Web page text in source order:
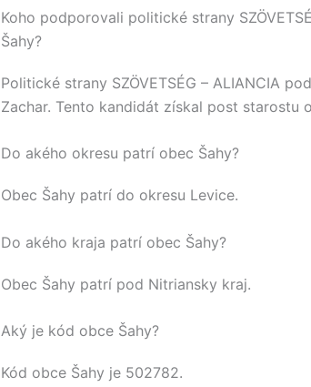
Koho podporovali politické strany
Šahy?
Politické strany SZÖVETSÉG – ALIANCIA
Zachar. Tento kandidát získal post starostu
Do akého okresu patrí obec Šahy?
Obec Šahy patrí do okresu Levice.
Do akého kraja patrí obec Šahy?
Obec Šahy patrí pod Nitriansky kraj.
Aký je kód obce Šahy?
Kód obce Šahy je 502782.